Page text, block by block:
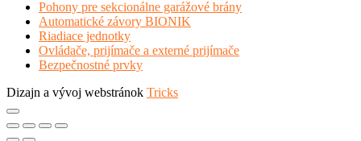
Pohony pre sekcionálne garážové brány
Automatické závory BIONIK
Riadiace jednotky
Ovládače, prijímače a externé prijímače
Bezpečnostné prvky
Dizajn a vývoj webstránok Tricks